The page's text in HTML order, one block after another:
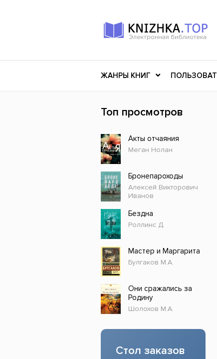
ЖАНРЫ КНИГ
Российское искусство
Детективы
Детские книги
История
Разное
Прочие издания
Топ просмотров
Акты отчаяния
Меган Нолан
Бронепароходы
Алексей Викторович
Иванов
Бездна
Роллинс Д.
Мастер и Маргарита
Булгаков М.А.
Они сражались за
Родину
Шолохов М.А.
Стол заказов